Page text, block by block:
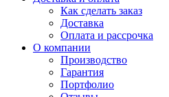
Как сделать заказ
Доставка
Оплата и рассрочка
О компании
Производство
Гарантия
Портфолио